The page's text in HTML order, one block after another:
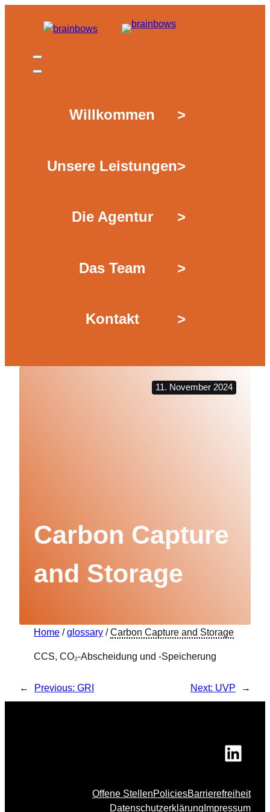
Willkommen >
Unsere Leistungen>
Die Agentur >
Das Team >
Kontakt >
11. November 2024
Carbon Capture
and Storage
Home /glossary /Carbon Capture and Storage
CCS, CO₂-Abscheidung und -Speicherung
← Previous: GRI Next: UVP →
Offene StellenPoliciesBarrierefreiheit
DatenschutzerklärungImpressum